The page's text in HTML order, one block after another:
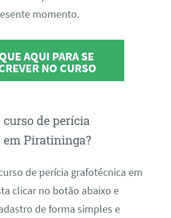
momento.
AQUI PARA SE
NO CURSO
curso de perícia
Piratininga?
de perícia grafotécnica em
clicar no botão abaixo e
de forma simples e